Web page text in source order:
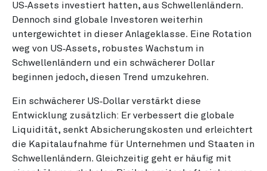
US‑Assets investiert hatten, aus Schwellenländern.
Dennoch sind globale Investoren weiterhin
untergewichtet in dieser Anlageklasse. Eine Rotation
weg von US‑Assets, robustes Wachstum in
Schwellenländern und ein schwächerer Dollar
beginnen jedoch, diesen Trend umzukehren.
Ein schwächerer US‑Dollar verstärkt diese
Entwicklung zusätzlich: Er verbessert die globale
Liquidität, senkt Absicherungskosten und erleichtert
die Kapitalaufnahme für Unternehmen und Staaten in
Schwellenländern. Gleichzeitig geht er häufig mit